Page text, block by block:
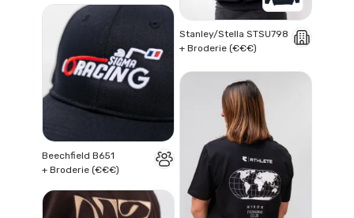
Stanley/Stella STSU798
+ Broderie (€€€)
Beechfield B651
+ Broderie (€€€)